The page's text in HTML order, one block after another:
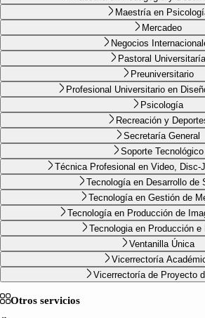
Maestría en
Mercadeo
Negocios
Pastoral Universitaría
Preuniversitario
Profesional Universitario en
Psicología
Recreación y
Secretaría General
Soporte Tecnológico
Técnica Profesional en Video, Disc-
Tecnología en Desarrollo
Tecnología en Gestión de
Tecnología en Producción de
Tecnologia en Producción e
Ventanilla Única
Vicerrectoría
Vicerrectoría de Proyecto
Otros servicios